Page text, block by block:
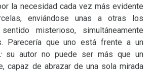
la necesidad cada vez más evidente
enviándose unas a otras los
misterioso, simultáneamente
Parecería que uno está frente a un
su autor no puede ser más que un
capaz de abrazar de una sola mirada